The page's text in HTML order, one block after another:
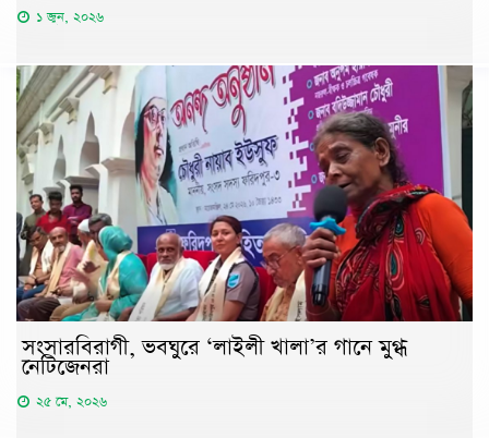
১ জুন, ২০২৬
সংসারবিরাগী, ভবঘুরে ‘লাইলী খালা’র গানে মুগ্ধ
নেটিজেনরা
২৫ মে, ২০২৬